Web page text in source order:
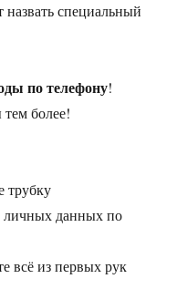
специальный
по телефону!
более!
трубку
личных данных по
всё из первых рук